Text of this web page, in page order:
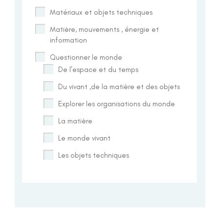
Matériaux et objets techniques
Matière, mouvements , énergie et
information
Questionner le monde
De l'espace et du temps
Du vivant ,de la matière et des objets
Explorer les organisations du monde
La matière
Le monde vivant
Les objets techniques